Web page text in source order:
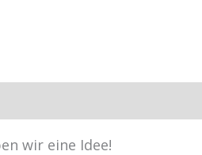
wir eine Idee!